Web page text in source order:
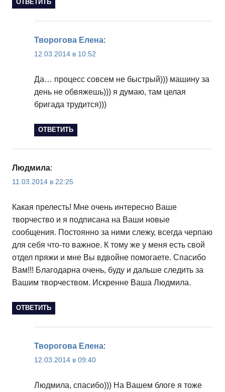
ОТВЕТИТЬ
Творогова Елена:
12.03.2014 в 10:52
Да… процесс совсем не быстрый))) машину за
день не обвяжешь))) я думаю, там целая
бригада трудится)))
ОТВЕТИТЬ
Людмила:
11.03.2014 в 22:25
Какая прелесть! Мне очень интересно Ваше
творчество и я подписана на Ваши новые
сообщения. Постоянно за ними слежу, всегда черпаю
для себя что-то важное. К тому же у меня есть свой
отдел пряжи и мне Вы вдвойне помогаете. Спасибо
Вам!!! Благодарна очень, буду и дальше следить за
Вашим творчеством. Искренне Ваша Людмила.
ОТВЕТИТЬ
Творогова Елена:
12.03.2014 в 09:40
Людмила, спасибо))) На Вашем блоге я тоже